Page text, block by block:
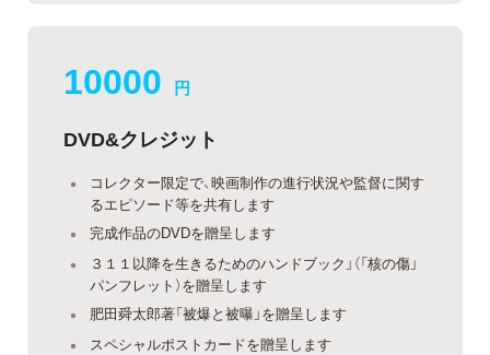
10000 円
DVD&クレジット
コレクター限定で、映画制作の進行状況や監督に関す
るエピソード等を共有します
完成作品のDVDを贈呈します
３１１以降を生きるためのハンドブック」（「核の傷」
パンフレット）を贈呈します
肥田舜太郎著「被爆と被曝」を贈呈します
スペシャルポストカードを贈呈します